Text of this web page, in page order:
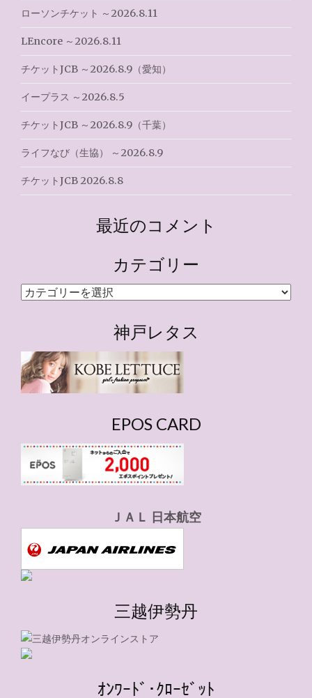
ローソンチケット ～2026.8.11
LEncore ～2026.8.11
チケットJCB ～2026.8.9（愛知）
イープラス ～2026.8.5
チケットJCB ～2026.8.9（千葉）
ライフなび（生協） ～2026.8.9
チケットJCB 2026.8.8
最近のコメント
カテゴリー
カ
ー
神戸レタス
EPOS CARD
ＪＡＬ 日本航空
三越伊勢丹
ｵﾝﾜｰﾄﾞ･ｸﾛｰｾﾞｯﾄ